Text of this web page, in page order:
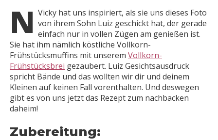
n Vicky hat uns inspiriert, als sie uns dieses Foto
von ihrem Sohn Luiz geschickt hat, der gerade
einfach nur in vollen Zügen am genießen ist.
Sie hat ihm nämlich köstliche Vollkorn-
Frühstücksmuffins mit unserem Vollkorn-
Frühstücksbrei gezaubert. Luiz Gesichtsausdruck
spricht Bände und das wollten wir dir und deinem
Kleinen auf keinen Fall vorenthalten. Und deswegen
gibt es von uns jetzt das Rezept zum nachbacken
daheim!
Zubereitung: